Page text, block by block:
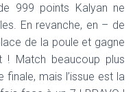
999 points Kalyan ne
En revanche, en – de
de la poule et gagne
! Match beaucoup plus
mais l’issue est la